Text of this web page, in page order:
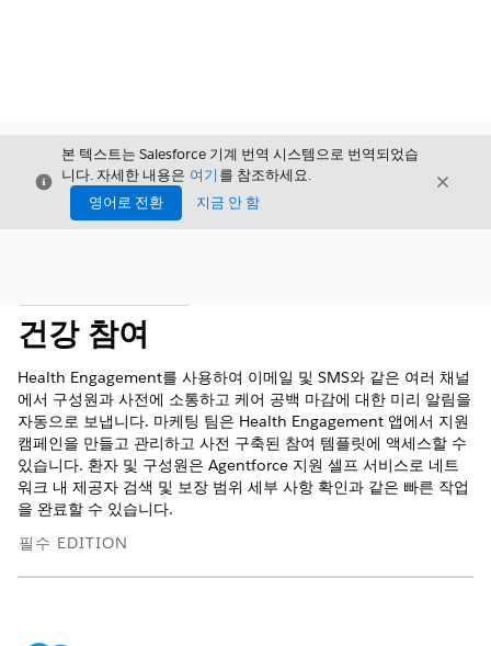
닫기
본 텍스트는 Salesforce 기계 번역 시스템으로 번역되었습
니다. 자세한 내용은 여기 를 참조하세요.
영어로 전환
지금 안 함
닫기
건강 참여
Health Engagement를 사용하여 이메일 및 SMS와 같은 여러 채널
에서 구성원과 사전에 소통하고 케어 공백 마감에 대한 미리 알림을
자동으로 보냅니다. 마케팅 팀은 Health Engagement 앱에서 지원
캠페인을 만들고 관리하고 사전 구축된 참여 템플릿에 액세스할 수
있습니다. 환자 및 구성원은 Agentforce 지원 셀프 서비스로 네트
워크 내 제공자 검색 및 보장 범위 세부 사항 확인과 같은 빠른 작업
을 완료할 수 있습니다.
필수 EDITION